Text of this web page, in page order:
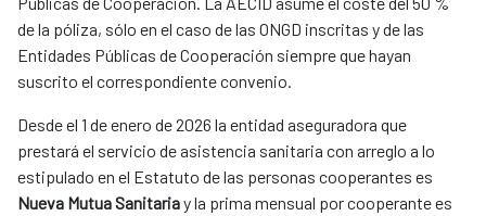
de la póliza, sólo en el caso de las ONGD inscritas y de las
Entidades Públicas de Cooperación siempre que hayan
suscrito el correspondiente convenio.
Desde el 1 de enero de 2026 la entidad aseguradora que
prestará el servicio de asistencia sanitaria con arreglo a lo
estipulado en el Estatuto de las personas cooperantes es
Nueva Mutua Sanitariay la prima mensual por cooperante es